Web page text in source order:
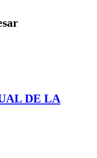
DE LA